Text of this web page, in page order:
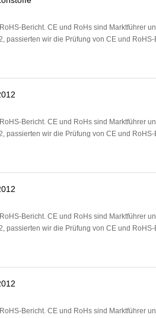
Bericht. CE und RoHs sind Marktführer
passierten wir die Prüfung von CE und RoHS-
Bericht. CE und RoHs sind Marktführer
passierten wir die Prüfung von CE und RoHS-
Bericht. CE und RoHs sind Marktführer
passierten wir die Prüfung von CE und RoHS-
Bericht. CE und RoHs sind Marktführer